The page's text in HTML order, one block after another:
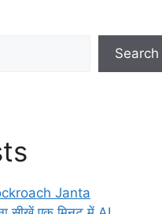
Search
Janta